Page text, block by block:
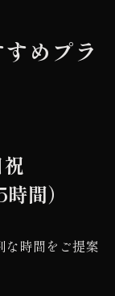
めプラ
間）
な時間をご提案